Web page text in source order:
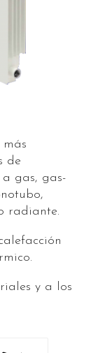
de
gas, gas-
radiante.
y a los